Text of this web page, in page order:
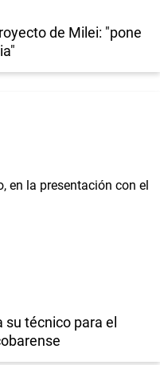
de Milei: "pone
su técnico para el